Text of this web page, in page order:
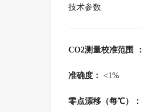
技术参数
CO2测量校准范围 ：
准确度： <1%
零点漂移（每℃）：